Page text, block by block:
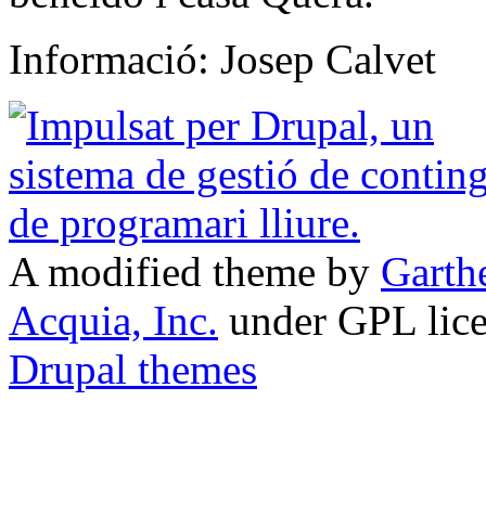
Informació: Josep Calvet
A modified theme by
Acquia, Inc. under GPL
Drupal themes